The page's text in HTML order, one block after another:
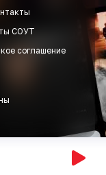
СОУТ
соглашение